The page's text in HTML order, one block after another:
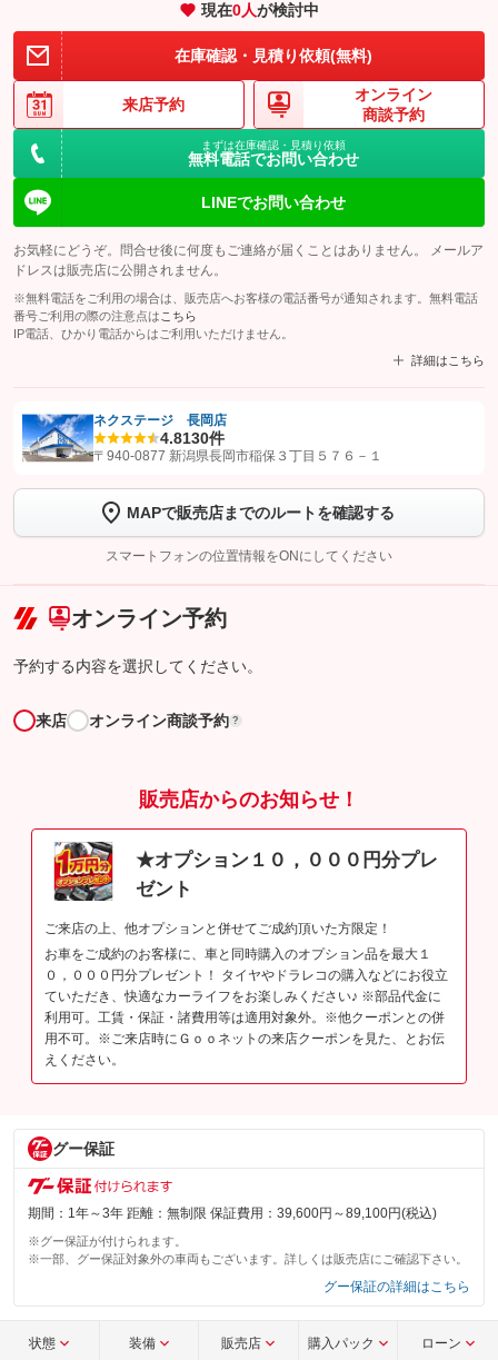
現在0人が検討中
在庫確認・見積り依頼(無料)
来店予約
オンライン
商談予約
まずは在庫確認・見積り依頼
無料電話でお問い合わせ
LINEでお問い合わせ
お気軽にどうぞ。問合せ後に何度もご連絡が届くことはありません。 メールア
ドレスは販売店に公開されません。
※無料電話をご利用の場合は、販売店へお客様の電話番号が通知されます。無料電話
番号ご利用の際の注意点は こちら
IP電話、ひかり電話からはご利用いただけません。
詳細はこちら
【STEP1】認証画面でグーネットを友だち追加してから「許可する」ボタンを押
トーク画面で
ボタンをタップして問い合わせを
完了してください。
こちら
ネクステージ 長岡店
4.8130件
〒940-0877 新潟県長岡市稲保３丁目５７６－１
MAPで販売店までのルートを確認する
スマートフォンの位置情報をONにしてください
オンライン予約
予約する内容を選択してください。
来店 オンライン商談予約 ?
販売店からのお知らせ！
★オプション１０，０００円分プレ
ゼント
ご来店の上、他オプションと併せてご成約頂いた方限定！
お車をご成約のお客様に、車と同時購入のオプション品を最大１
０，０００円分プレゼント！ タイヤやドラレコの購入などにお役立
ていただき、快適なカーライフをお楽しみください♪ ※部品代金に
利用可。工賃・保証・諸費用等は適用対象外。※他クーポンとの併
用不可。※ご来店時にＧｏｏネットの来店クーポンを見た、とお伝
えください。
グー保証
期間：1年～3年 距離：無制限 保証費用：39,600円～89,100円(税込)
※グー保証が付けられます。
※一部、グー保証対象外の車両もございます。詳しくは販売店にご確認下さい。
グー保証の詳細はこちら
状態 装備 販売店 購入パック ローン